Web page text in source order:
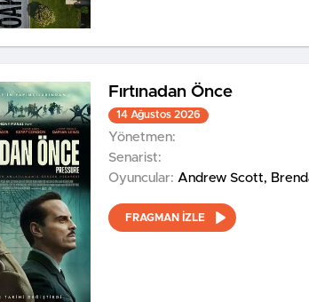
Fırtınadan Önce
14 Ağustos 2026
Yönetmen:
Senarist:
Oyuncular:
FRAGMAN İZLE